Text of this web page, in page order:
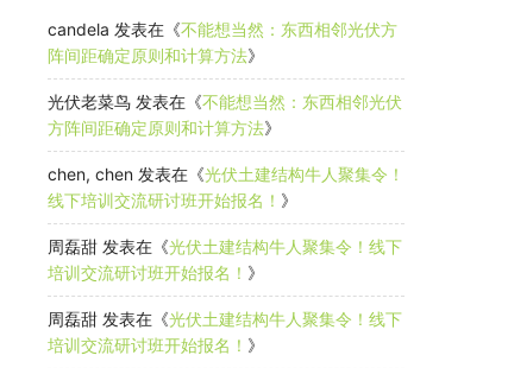
candela 发表在《不能想当然：东西相邻光伏方
阵间距确定原则和计算方法》
光伏老菜鸟 发表在《不能想当然：东西相邻光伏
方阵间距确定原则和计算方法》
chen, chen 发表在《光伏土建结构牛人聚集令！
线下培训交流研讨班开始报名！ 》
周磊甜 发表在《光伏土建结构牛人聚集令！线下
培训交流研讨班开始报名！ 》
周磊甜 发表在《光伏土建结构牛人聚集令！线下
培训交流研讨班开始报名！ 》